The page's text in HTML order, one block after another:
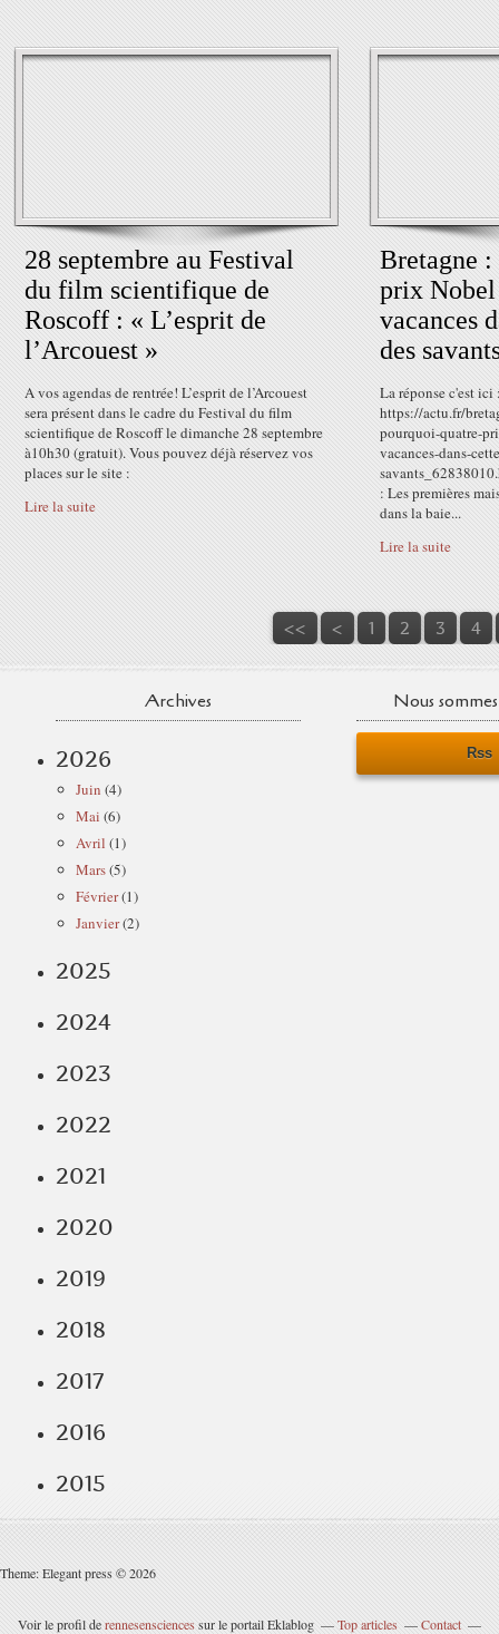
28 septembre au Festival
du film scientifique de
Roscoff : « L’esprit de
l’Arcouest »
A vos agendas de rentrée! L’esprit de l’Arcouest
sera présent dans le cadre du Festival du film
scientifique de Roscoff le dimanche 28 septembre
à10h30 (gratuit). Vous pouvez déjà réservez vos
places sur le site :
Lire la suite
Bretagne
prix Nobel
vacances
des
La réponse c'est ici
https://actu.fr/
pourquoi-quatre-
vacances-dans-
: Les premières
dans la baie...
Lire la suite
<< < 1 2 3 4
Archives
2026
Juin (4)
Mai (6)
Avril (1)
Mars(5)
Février(1)
Janvier(2)
2025
2024
2023
2022
2021
2020
2019
2018
2017
2016
2015
Nous
Rss
Theme: Elegant press © 2026
Voir le profil derennesensciencessur le portail Eklablog Top articles
Contact